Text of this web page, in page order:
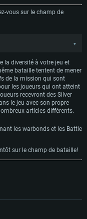
drivers: Nvidia GeForce
ne sont pas supportés)
vous sur le champ de
▼
des Warbonds" en bas
en cliquant sur le bouton
la diversité à votre jeu et
bataille tentent de mener
de la mission qui sont
les joueurs qui ont atteint
recevront des Silver
le jeu avec son propre
articles différents.
les warbonds et les Battle
sur le champ de bataille!